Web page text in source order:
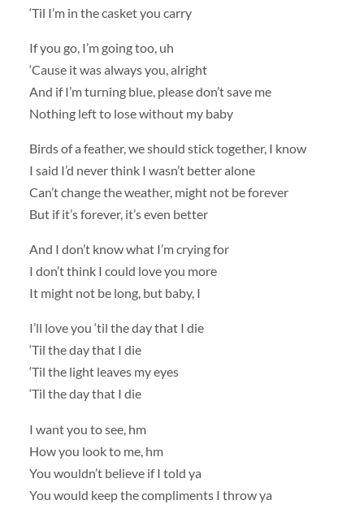
‘Til I’m in the casket you carry
If you go, I’m going too, uh
‘Cause it was always you, alright
And if I’m turning blue, please don’t save me
Nothing left to lose without my baby
Birds of a feather, we should stick together, I know
I said I’d never think I wasn’t better alone
Can’t change the weather, might not be forever
But if it’s forever, it’s even better
And I don’t know what I’m crying for
I don’t think I could love you more
It might not be long, but baby, I
I’ll love you ‘til the day that I die
‘Til the day that I die
‘Til the light leaves my eyes
‘Til the day that I die
I want you to see, hm
How you look to me, hm
You wouldn’t believe if I told ya
You would keep the compliments I throw ya